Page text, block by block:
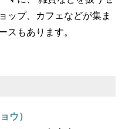
ップ、カフェなどが集ま
スもあります。
ウ）